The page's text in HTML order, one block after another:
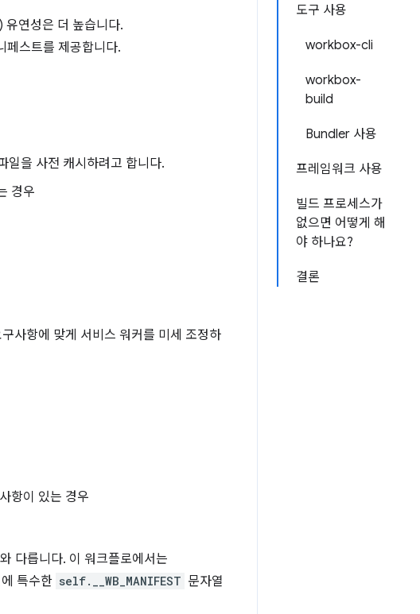
도구 사용
workbox-cli
workbox-
build
Bundler 사용
프레임워크 사용
빌드 프로세스가
없으면 어떻게 해
야 하나요?
결론
유연성은 더 높습니다.
스트를 제공합니다.
일을 사전 캐시하려고 합니다.
경우
사항에 맞게 서비스 워커를 미세 조정하
항이 있는 경우
와 다릅니다. 이 워크플로에서는
특수한 self.__WB_MANIFEST 문자열